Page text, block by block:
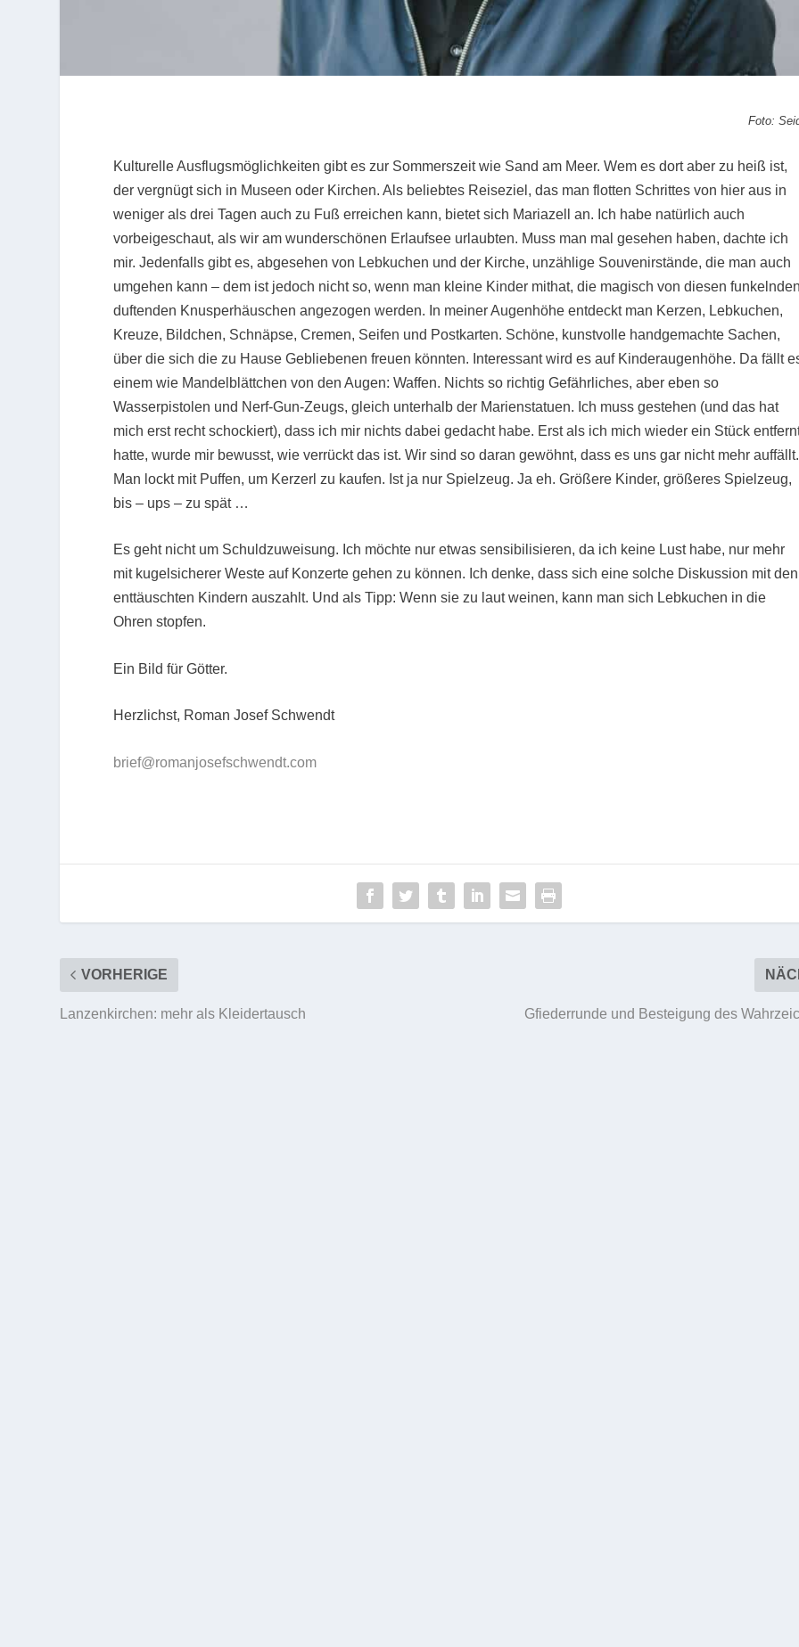
Foto:
Kulturelle Ausflugsmöglichkeiten gibt es zur Sommerszeit wie Sand am Meer. Wem es dort aber zu heiß ist,
der vergnügt sich in Museen oder Kirchen. Als beliebtes Reiseziel, das man flotten Schrittes von hier aus in
weniger als drei Tagen auch zu Fuß erreichen kann, bietet sich Mariazell an. Ich habe natürlich auch
vorbeigeschaut, als wir am wunderschönen Erlaufsee urlaubten. Muss man mal gesehen haben, dachte ich
mir. Jedenfalls gibt es, abgesehen von Lebkuchen und der Kirche, unzählige Souvenirstände, die man auch
umgehen kann – dem ist jedoch nicht so, wenn man kleine Kinder mithat, die magisch von diesen
duftenden Knusperhäuschen angezogen werden. In meiner Augenhöhe entdeckt man Kerzen, Lebkuchen,
Kreuze, Bildchen, Schnäpse, Cremen, Seifen und Postkarten. Schöne, kunstvolle handgemachte Sachen,
über die sich die zu Hause Gebliebenen freuen könnten. Interessant wird es auf Kinderaugenhöhe. Da fällt
einem wie Mandelblättchen von den Augen: Waffen. Nichts so richtig Gefährliches, aber eben so
Wasserpistolen und Nerf-Gun-Zeugs, gleich unterhalb der Marienstatuen. Ich muss gestehen (und das hat
mich erst recht schockiert), dass ich mir nichts dabei gedacht habe. Erst als ich mich wieder ein Stück
hatte, wurde mir bewusst, wie verrückt das ist. Wir sind so daran gewöhnt, dass es uns gar nicht mehr auffällt.
Man lockt mit Puffen, um Kerzerl zu kaufen. Ist ja nur Spielzeug. Ja eh. Größere Kinder, größeres Spielzeug,
bis – ups – zu spät …
Es geht nicht um Schuldzuweisung. Ich möchte nur etwas sensibilisieren, da ich keine Lust habe, nur mehr
mit kugelsicherer Weste auf Konzerte gehen zu können. Ich denke, dass sich eine solche Diskussion mit den
enttäuschten Kindern auszahlt. Und als Tipp: Wenn sie zu laut weinen, kann man sich Lebkuchen in die
Ohren stopfen.
Ein Bild für Götter.
Herzlichst, Roman Josef Schwendt
brief@romanjosefschwendt.com
VORHERIGE
Lanzenkirchen: mehr als Kleidertausch Gfiederrunde und Besteigung des